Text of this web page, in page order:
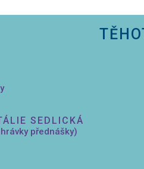
SEDLICKÁ
přednášky)